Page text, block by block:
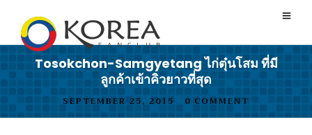
Tosokchon-Samgyetang ไก่ตุ๋นโสม ที่มี
ลูกค้าเข้าคิวยาวที่สุด
SEPTEMBER 25, 2015 • 0 COMMENT